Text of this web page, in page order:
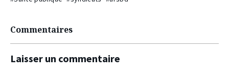
Commentaires
Laisser un commentaire